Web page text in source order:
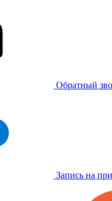
Обратный
Запись на